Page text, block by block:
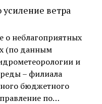
ветра
неблагоприятных
(по данным
и
– филиала
бюджетного
по…